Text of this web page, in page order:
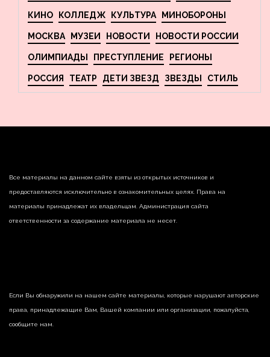
КИНО КОЛЛЕДЖ КУЛЬТУРА МИНОБОРОНЫ
МОСКВА МУЗЕИ НОВОСТИ НОВОСТИ РОССИИ
ОЛИМПИАДЫ ПРЕСТУПЛЕНИЕ РЕГИОНЫ
РОССИЯ ТЕАТР ДЕТИ ЗВЕЗД ЗВЕЗДЫ СТИЛЬ
Все материалы на данном сайте взяты из открытых источников и
предоставляются исключительно в ознакомительных целях. Права на
материалы принадлежат их владельцам. Администрация сайта
ответственности за содержание материала не несет.
Если Вы обнаружили на нашем сайте материалы, которые нарушают авторские
права, принадлежащие Вам, Вашей компании или организации, пожалуйста,
сообщите нам.